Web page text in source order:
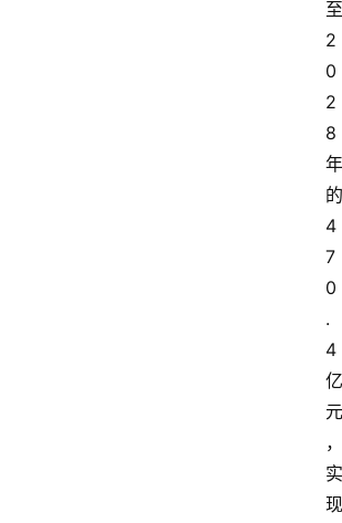
至
2
0
2
8
年
的
4
7
0
.
4
亿
元
，
实
现